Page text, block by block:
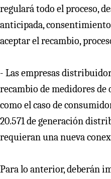
regulará todo el proceso,
anticipada,
aceptar el recambio,
- Las empresas
recambio de medidores de
como el caso de
20.571 de generación
requieran una nueva
Para lo anterior, deberán